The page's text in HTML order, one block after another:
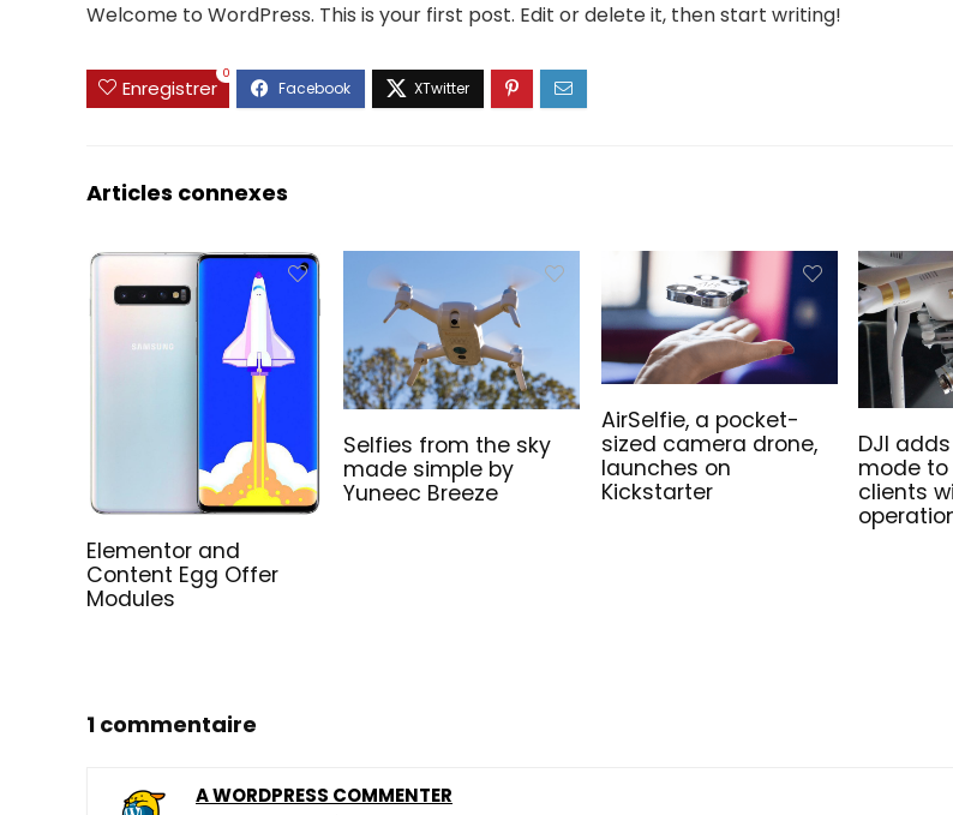
Welcome to WordPress. This is your first post. Edit or delete it, then start writing!
Enregistrer
0
Articles connexes
Elementor and
Content Egg Offer
Modules
Selfies from the sky
made simple by
Yuneec Breeze
AirSelfie, a pocket-
sized camera drone,
launches on
Kickstarter
DJI
mode
clients
1 commentaire
A WORDPRESS COMMENTER